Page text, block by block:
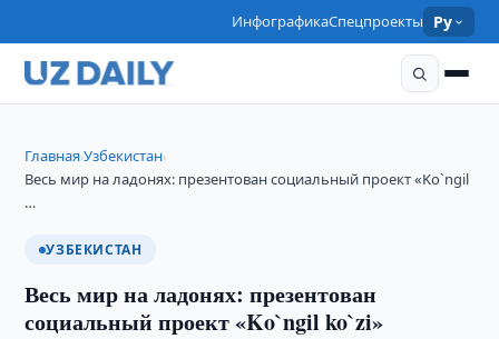
ИнфографикаСпецпроекты Ру
Главная›Узбекистан›
Весь мир на ладонях: презентован социальный проект «Ko`ngil
…
УЗБЕКИСТАН
Весь мир на ладонях: презентован
социальный проект «Ko`ngil ko`zi»